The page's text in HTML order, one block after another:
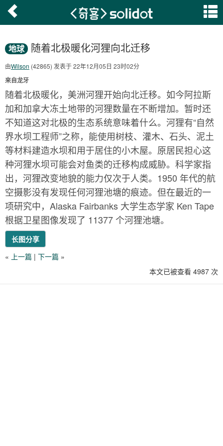
地球 随着北极暖化河狸向北迁移
由Wilson (42865) 发表于 22年12月05日 23时02分
来自龙牙
随着北极暖化，美洲河狸开始向北迁移。如今阿拉斯
加和加拿大冻土地带的河狸数量在不断增加。暂时还
不知道这对北极的生态系统意味着什么。河狸有“自然
界水坝工程师”之称，能使用树枝、灌木、石头、泥土
等材料建造水坝和用于居住的小木屋。原居民担心这
种河狸水坝可能会对鱼类的迁移构成威胁。科学家指
出，河狸改变地貌的能力仅次于人类。1950 年代的航
空摄影没有发现任何河狸池塘的痕迹。但在最近的一
项研究中，Alaska Fairbanks 大学生态学家 Ken Tape
根据卫星图像发现了 11377 个河狸池塘。
长图分享
« 上一篇 | 下一篇 »
本文已被查看 4987 次